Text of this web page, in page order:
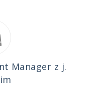
Manager z j.